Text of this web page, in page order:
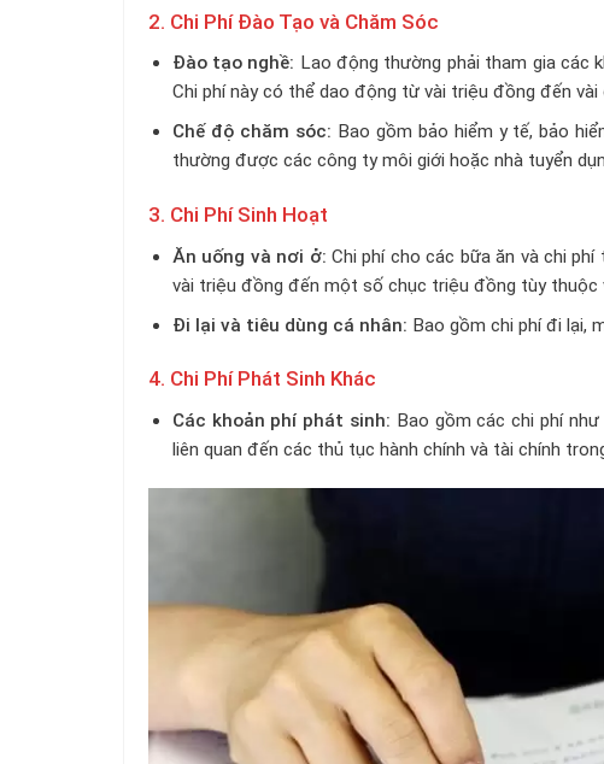
2. Chi Phí Đào Tạo và Chăm Sóc
Đào tạo nghề: Lao động thường phải tham gia các
Chi phí này có thể dao động từ vài triệu đồng đến
Chế độ chăm sóc: Bao gồm bảo hiểm y tế, bảo
thường được các công ty môi giới hoặc nhà tuyển
3. Chi Phí Sinh Hoạt
Ăn uống và nơi ở: Chi phí cho các bữa ăn và chi
vài triệu đồng đến một số chục triệu đồng tùy thuộc
Đi lại và tiêu dùng cá nhân: Bao gồm chi phí đi lại,
4. Chi Phí Phát Sinh Khác
Các khoản phí phát sinh: Bao gồm các chi phí
liên quan đến các thủ tục hành chính và tài chính